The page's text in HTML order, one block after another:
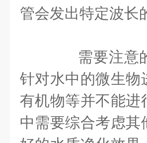
管会发出特定波长
需要注意的
针对水中的微生物
有机物等并不能进
中需要综合考虑其